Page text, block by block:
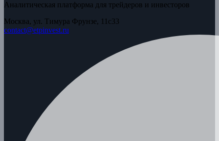
Аналитическая платформа для трейдеров и инвесторов
Москва, ул. Тимура Фрунзе, 11с33
contact@etpinvest.ru